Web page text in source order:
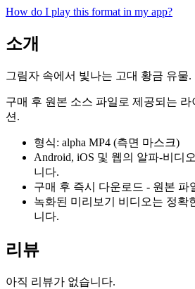
How do I play this format in my app?
소개
그림자 속에서 빛나는 고대 황금 유물.
구매 후 원본 소스 파일로 제공되는 라
션.
형식: alpha MP4 (측면 마스크)
Android, iOS 및 웹의 알파-비디
니다.
구매 후 즉시 다운로드 - 원본 파
녹화된 미리보기 비디오는 정확
니다.
리뷰
아직 리뷰가 없습니다.